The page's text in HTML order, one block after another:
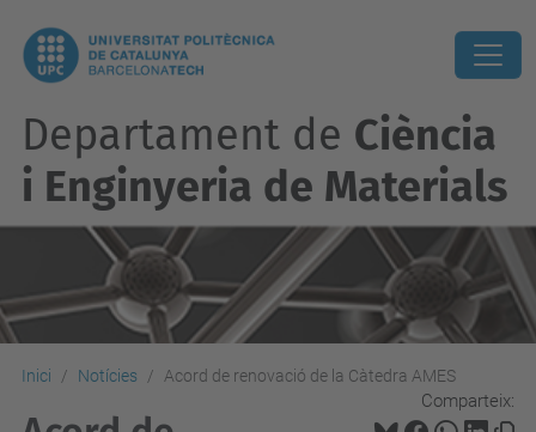
Departament de Ciència
i Enginyeria de Materials
Inici Notícies Acord de renovació de la Càtedra AMES
Comparteix: